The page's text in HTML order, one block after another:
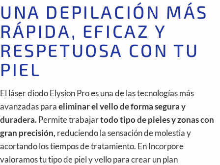
UNA DEPILACIÓN MÁS
RÁPIDA, EFICAZ Y
RESPETUOSA CON TU
PIEL
El láser diodo Elysion Pro es una de las tecnologías más
avanzadas paraeliminar el vello de forma segura y
duradera.Permite trabajartodo tipo de pieles y zonas con
gran precisión, reduciendo la sensación de molestia y
acortando los tiempos de tratamiento. En Incorpore
valoramos tu tipo de piel y vello para crear un plan